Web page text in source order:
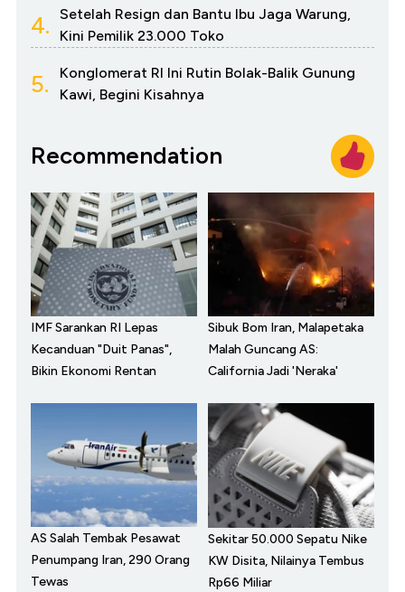
4.
Setelah Resign dan Bantu Ibu Jaga Warung,
Kini Pemilik 23.000 Toko
5.
Konglomerat RI Ini Rutin Bolak-Balik Gunung
Kawi, Begini Kisahnya
Recommendation
IMF Sarankan RI Lepas
Kecanduan "Duit Panas",
Bikin Ekonomi Rentan
Sibuk Bom Iran, Malapetaka
Malah Guncang AS:
California Jadi 'Neraka'
AS Salah Tembak Pesawat
Penumpang Iran, 290 Orang
Tewas
Sekitar 50.000 Sepatu Nike
KW Disita, Nilainya Tembus
Rp66 Miliar